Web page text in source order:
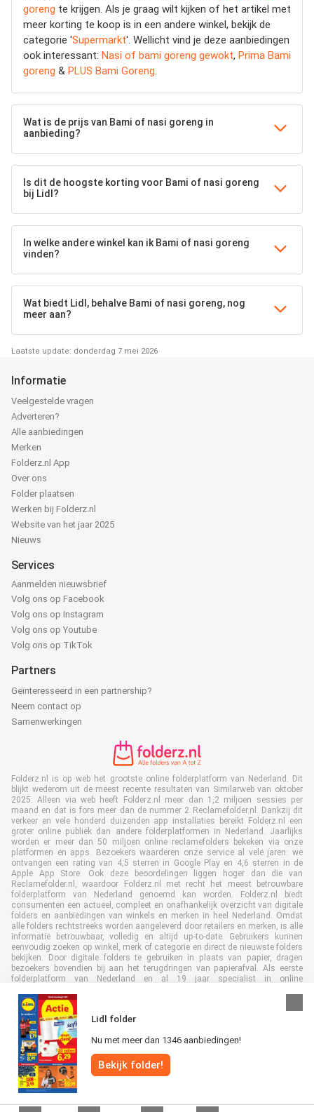
goreng te krijgen. Als je graag wilt kijken of het artikel met
meer korting te koop is in een andere winkel, bekijk de
categorie 'Supermarkt'. Wellicht vind je deze aanbiedingen
ook interessant: Nasi of bami goreng gewokt, Prima Bami
goreng & PLUS Bami Goreng.
Wat is de prijs van Bami of nasi goreng in
aanbieding?
Is dit de hoogste korting voor Bami of nasi goreng
bij Lidl?
In welke andere winkel kan ik Bami of nasi goreng
vinden?
Wat biedt Lidl, behalve Bami of nasi goreng, nog
meer aan?
Laatste update: donderdag 7 mei 2026
Lidl folder
Nu met meer dan 1346 aanbiedingen!
Bekijk folder!
Informatie
Veelgestelde vragen
Adverteren?
Alle aanbiedingen
Merken
Folderz.nl App
Over ons
Folder plaatsen
Werken bij Folderz.nl
Website van het jaar 2025
Nieuws
Services
Aanmelden nieuwsbrief
Volg ons op Facebook
Volg ons op Instagram
Volg ons op Youtube
Volg ons op TikTok
Partners
Geïnteresseerd in een partnership?
Neem contact op
Samenwerkingen
Folderz.nl is op web het grootste online folderplatform van Nederland. Dit
blijkt wederom uit de meest recente resultaten van Similarweb van oktober
2025. Alleen via web heeft Folderz.nl meer dan 1,2 miljoen sessies per
maand en dat is fors meer dan de nummer 2 Reclamefolder.nl. Dankzij dit
verkeer en vele honderd duizenden app installaties bereikt Folderz.nl een
groter online publiek dan andere folderplatformen in Nederland. Jaarlijks
worden er meer dan 50 miljoen online reclamefolders bekeken via onze
platformen en apps. Bezoekers waarderen onze service al vele jaren: we
ontvangen een rating van 4,5 sterren in Google Play en 4,6 sterren in de
Apple App Store. Ook deze beoordelingen liggen hoger dan die van
Reclamefolder.nl, waardoor Folderz.nl met recht het meest betrouwbare
folderplatform van Nederland genoemd kan worden. Folderz.nl biedt
consumenten een actueel, compleet en onafhankelijk overzicht van digitale
folders en aanbiedingen van winkels en merken in heel Nederland. Omdat
alle folders rechtstreeks worden aangeleverd door retailers en merken, is alle
informatie betrouwbaar, volledig en altijd up-to-date. Gebruikers kunnen
eenvoudig zoeken op winkel, merk of categorie en direct de nieuwste folders
bekijken. Door digitale folders te gebruiken in plaats van papier, dragen
bezoekers bovendien bij aan het terugdringen van papierafval. Als eerste
folderplatform van Nederland en al 19 jaar specialist in online
met retailers en merken. Hierdoor zijn we uitgegroeid tot de toonaangevende
speler in de digitale foldermarkt.
Alle rechten voorbehouden © Folderz.nl 2026 |